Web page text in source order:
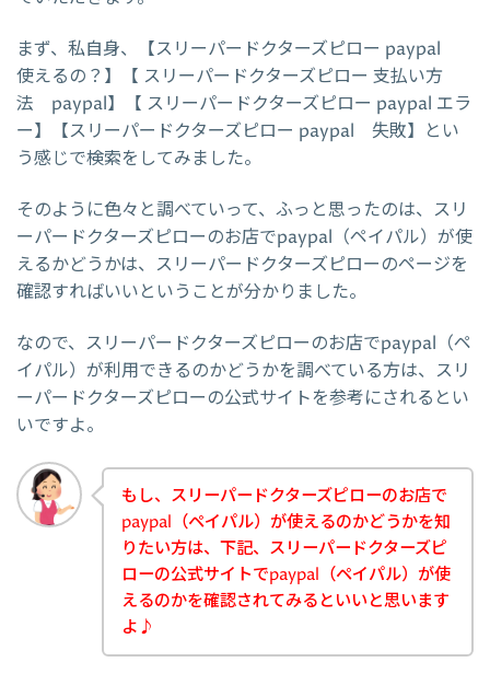
まず、私自身、【スリーパードクターズピロー paypal
使えるの？】【 スリーパードクターズピロー 支払い方
法 paypal】【 スリーパードクターズピロー paypal エラ
ー】【スリーパードクターズピロー paypal 失敗】とい
う感じで検索をしてみました。
そのように色々と調べていって、ふっと思ったのは、スリ
ーパードクターズピローのお店でpaypal（ペイパル）が使
えるかどうかは、スリーパードクターズピローのページを
確認すればいいということが分かりました。
なので、スリーパードクターズピローのお店でpaypal（ペ
イパル）が利用できるのかどうかを調べている方は、スリ
ーパードクターズピローの公式サイトを参考にされるとい
いですよ。
もし、スリーパードクターズピローのお店で
paypal（ペイパル）が使えるのかどうかを知
りたい方は、下記、スリーパードクターズピ
ローの公式サイトでpaypal（ペイパル）が使
えるのかを確認されてみるといいと思います
よ♪